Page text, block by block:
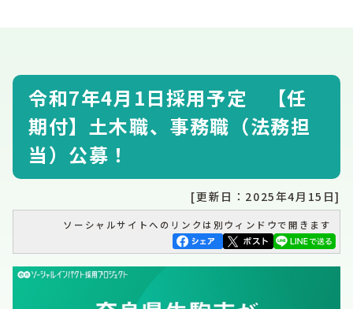
令和7年4月1日採用予定 【任
期付】土木職、事務職（法務担
当）公募！
[更新日：2025年4月15日]
ソーシャルサイトへのリンクは別ウィンドウで開きます